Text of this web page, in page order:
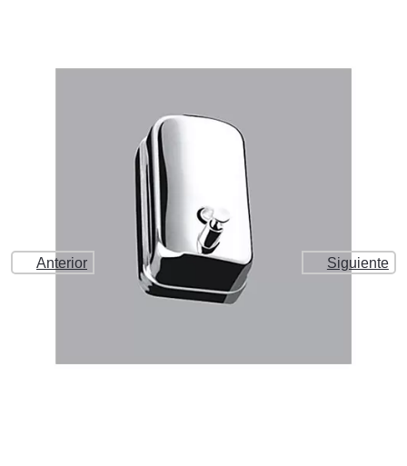
Anterior Siguiente